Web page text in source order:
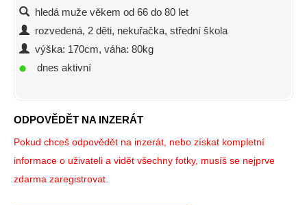
hledá muže věkem od 66 do 80 let
rozvedená, 2 děti, nekuřačka, střední škola
výška: 170cm, váha: 80kg
dnes aktivní
ODPOVĚDĚT NA INZERÁT
Pokud chceš odpovědět na inzerát, nebo získat kompletní
informace o uživateli a vidět všechny fotky, musíš se nejprve
zdarma zaregistrovat.